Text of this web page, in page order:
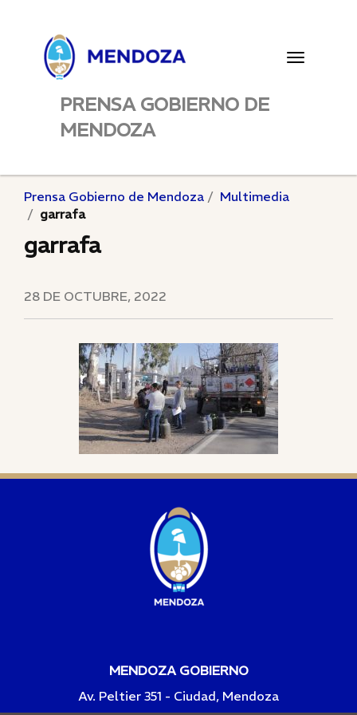
Toggle
PRENSA GOBIERNO DE
MENDOZA
Prensa Gobierno de Mendoza
Multimedia
garrafa
garrafa
28 DE OCTUBRE, 2022
MENDOZA GOBIERNO
Av. Peltier 351 - Ciudad, Mendoza